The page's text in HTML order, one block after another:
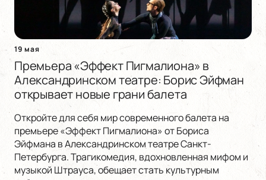
19 мая
Премьера «Эффект Пигмалиона» в
Александринском театре: Борис Эйфман
открывает новые грани балета
Откройте для себя мир современного балета на
премьере «Эффект Пигмалиона» от Бориса
Эйфмана в Александринском театре Санкт-
Петербурга. Трагикомедия, вдохновленная мифом и
музыкой Штрауса, обещает стать культурным